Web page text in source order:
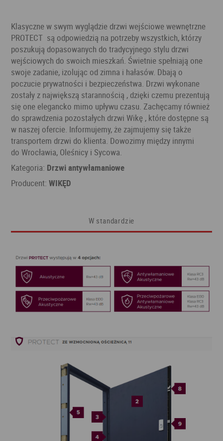
Klasyczne w swym wyglądzie drzwi wejściowe wewnętrzne
PROTECT są odpowiedzią na potrzeby wszystkich, którzy
poszukują dopasowanych do tradycyjnego stylu drzwi
wejściowych do swoich mieszkań. Świetnie spełniają one
swoje zadanie, izolując od zimna i hałasów. Dbają o
poczucie prywatności i bezpieczeństwa. Drzwi wykonane
zostały z największą starannością , dzięki czemu prezentują
się one elegancko mimo upływu czasu. Zachęcamy również
do sprawdzenia pozostałych drzwi Wikę , które dostępne są
w naszej ofercie. Informujemy, że zajmujemy się także
transportem drzwi do klienta. Dowozimy między innymi
do Wrocławia, Oleśnicy i Sycowa.
Kategoria: Drzwi antywłamaniowe
Producent:WIKĘD
W standardzie